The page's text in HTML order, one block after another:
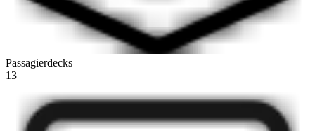
Passagierdecks
13